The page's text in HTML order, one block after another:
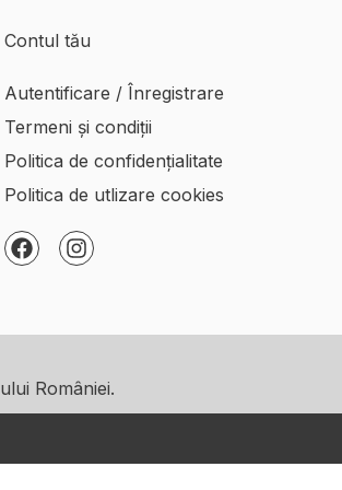
Contul tău
Autentificare / Înregistrare
Termeni și condiții
Politica de confidențialitate
Politica de utlizare cookies
F
a
k
I
n
a
m
României.